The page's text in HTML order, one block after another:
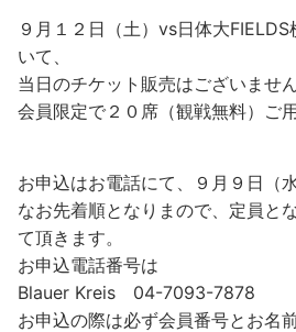
９月１２日（土）vs日体大
いて、
当日のチケット販売はございませ
会員限定で２０席（観戦無料）ご
お申込はお電話にて、９月９日
なお先着順となりまので、定員と
て頂きます。
お申込電話番号は
Blauer Kreis 04-7093-7878
お申込の際は必ず会員番号とお名